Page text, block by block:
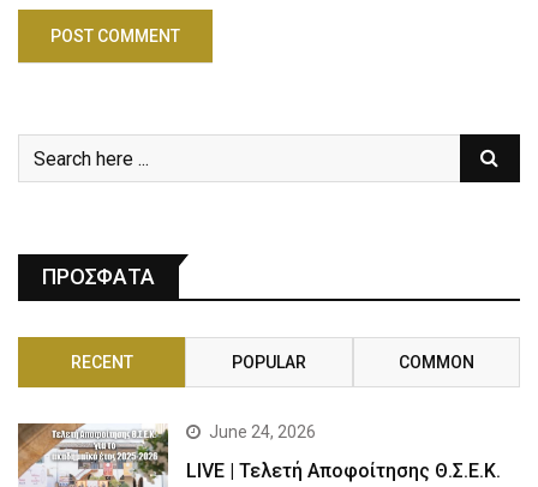
ΠΡΟΣΦΑΤΑ
RECENT POPULAR COMMON
June 24, 2026
LIVE | Τελετή Αποφοίτησης Θ.Σ.Ε.Κ.